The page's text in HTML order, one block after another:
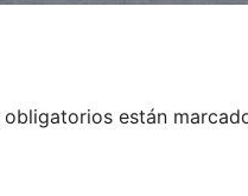
obligatorios están